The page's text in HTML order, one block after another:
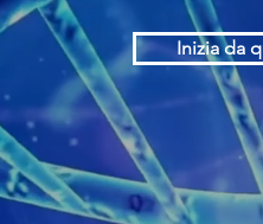
Inizia da